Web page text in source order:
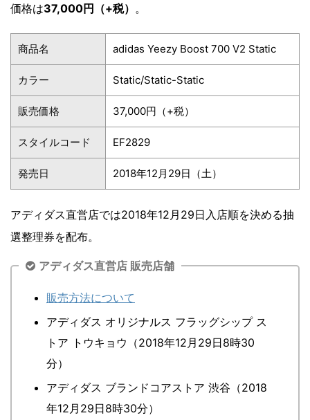
価格は37,000円（+税） 。
商品名 adidas Yeezy Boost 700 V2 Static
カラー Static/Static-Static
販売価格 37,000円（+税）
スタイルコード EF2829
発売日 2018年12月29日（土）
アディダス直営店では2018年12月29日入店順を決める抽
選整理券を配布。
アディダス直営店 販売店舗
販売方法について
アディダス オリジナルス フラッグシップ ス
トア トウキョウ（2018年12月29日8時30
分）
アディダス ブランドコアストア 渋谷（2018
年12月29日8時30分）